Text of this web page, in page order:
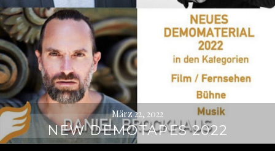
März 22, 2022
NEW DEMOTAPES 2022